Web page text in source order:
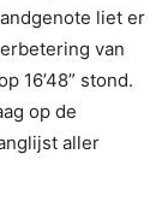
liet er
van
16’48” stond.
op de
aller